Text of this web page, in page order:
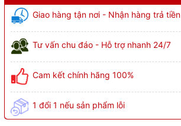
Giao hàng tận nơi - Nhận hàng trả tiền
Tư vấn chu đáo - Hỗ trợ nhanh 24/7
Cam kết chính hãng 100%
1 đổi 1 nếu sản phẩm lỗi